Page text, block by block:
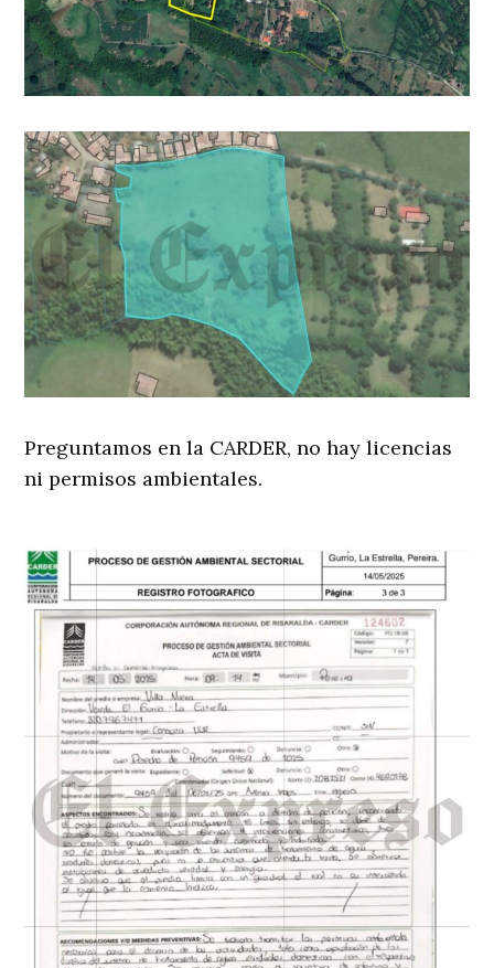
Preguntamos en la CARDER, no hay licencias
ni permisos ambientales.